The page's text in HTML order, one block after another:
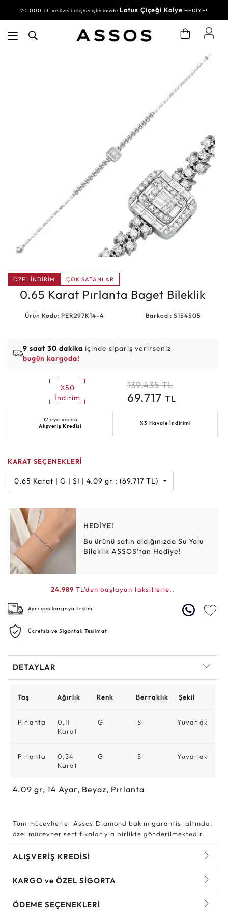
20.000 TL ve üzeri alışverişlerinizde Lotus Çiçeği Kolye HEDİYE!
ÖZEL İNDİRİM ÇOK SATANLAR
0.65 Karat Pırlanta Baget Bileklik
Ürün Kodu: PER297K14-4 Barkod : S154505
9 saat 30 dakika içinde sipariş verirseniz
bugün kargoda!
%50
İndirim
139.435 TL
69.717 TL
12 aya varan
Alışveriş Kredisi
%3 Havale İndirimi
KARAT SEÇENEKLERİ
0.65 Karat | G | SI | 4.09 gr : (69.717 TL)
HEDİYE!
Bu ürünü satın aldığınızda Su Yolu
Bileklik ASSOS’tan Hediye!
24.989 TL'den başlayan taksitlerle..
Aynı gün kargoya teslim
Ücretsiz ve Sigortalı Teslimat
DETAYLAR
Taş Ağırlık Renk Berraklık Şekil
Pırlanta
0,11
Karat
G SI Yuvarlak
Pırlanta
0,54
Karat
G SI Yuvarlak
4.09 gr, 14 Ayar, Beyaz, Pırlanta
Tüm mücevherler Assos Diamond bakım garantisi altında,
özel mücevher sertifikalarıyla birlikte gönderilmektedir.
ALIŞVERİŞ KREDİSİ
KARGO ve ÖZEL SİGORTA
ÖDEME SEÇENEKLERİ